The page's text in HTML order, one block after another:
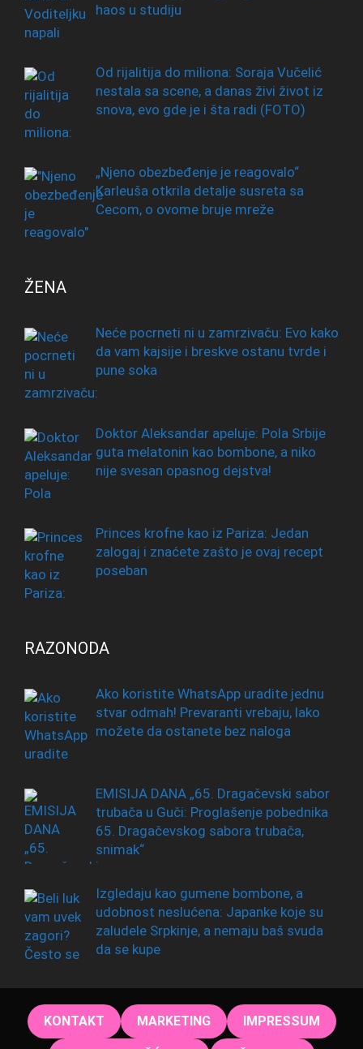
haos u studiju
Od rijalitija do miliona: Soraja Vučelić
nestala sa scene, a danas živi život iz
snova, evo gde je i šta radi (FOTO)
„Njeno obezbeđenje je reagovalo“
Karleuša otkrila detalje susreta sa
Cecom, o ovome bruje mreže
ŽENA
Neće pocrneti ni u zamrzivaču: Evo kako
da vam kajsije i breskve ostanu tvrde i
pune soka
Doktor Aleksandar apeluje: Pola Srbije
guta melatonin kao bombone, a niko
nije svesan opasnog dejstva!
Princes krofne kao iz Pariza: Jedan
zalogaj i znaćete zašto je ovaj recept
poseban
RAZONODA
Ako koristite WhatsApp uradite jednu
stvar odmah! Prevaranti vrebaju, lako
možete da ostanete bez naloga
EMISIJA DANA „65. Dragačevski sabor
trubača u Guči: Proglašenje pobednika
65. Dragačevskog sabora trubača,
snimak“
Izgledaju kao gumene bombone, a
udobnost neslućena: Japanke koje su
zaludele Srpkinje, a nemaju baš svuda
da se kupe
KONTAKT MARKETING IMPRESSUM